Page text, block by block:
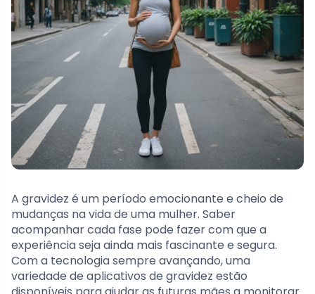
A gravidez é um período emocionante e cheio de
mudanças na vida de uma mulher. Saber
acompanhar cada fase pode fazer com que a
experiência seja ainda mais fascinante e segura.
Com a tecnologia sempre avançando, uma
variedade de aplicativos de gravidez estão